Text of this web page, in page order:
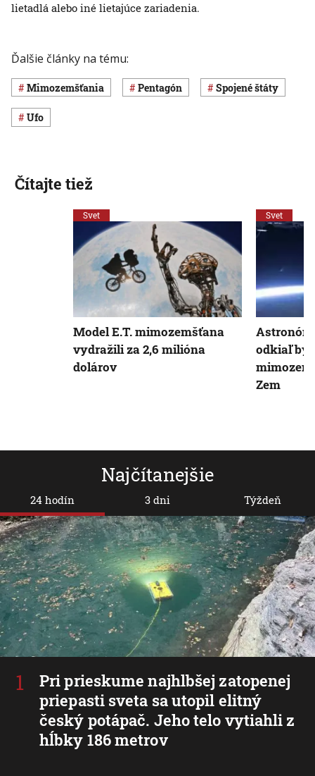
lietadlá alebo iné lietajúce zariadenia.
Ďalšie články na tému:
mimozemšťania Pentagón Spojené štáty
ufo
Najčítanejšie
24 hodín
Pri prieskume najhlbšej zatopenej
priepasti sveta sa utopil elitný
český potápač. Jeho telo vytiahli z
hĺbky 186 metrov
3 dni Týždeň
Čítajte tiež
Svet
Model E.T. mimozemšťana
vydražili za 2,6 milióna
dolárov
Svet
odkiaľ by
Zem